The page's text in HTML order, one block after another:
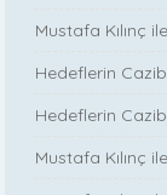
Mustafa Kılınç
Hedeflerin
Hedeflerin
Mustafa Kılınç